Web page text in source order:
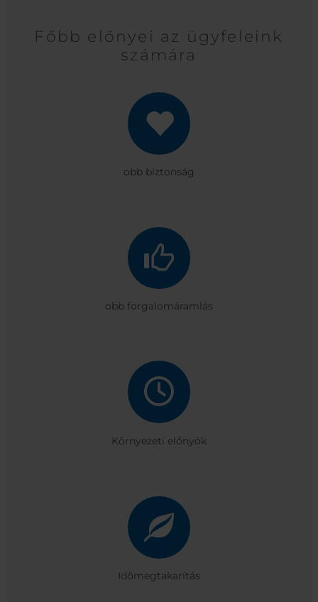
Főbb előnyei az ügyfeleink
számára
obb biztonság
obb forgalomáramlás
Környezeti előnyök
Időmegtakarítás